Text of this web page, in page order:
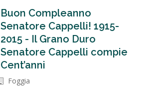
Buon Compleanno
Senatore Cappelli! 1915-
2015 - Il Grano Duro
Senatore Cappelli compie
Cent’anni
Foggia